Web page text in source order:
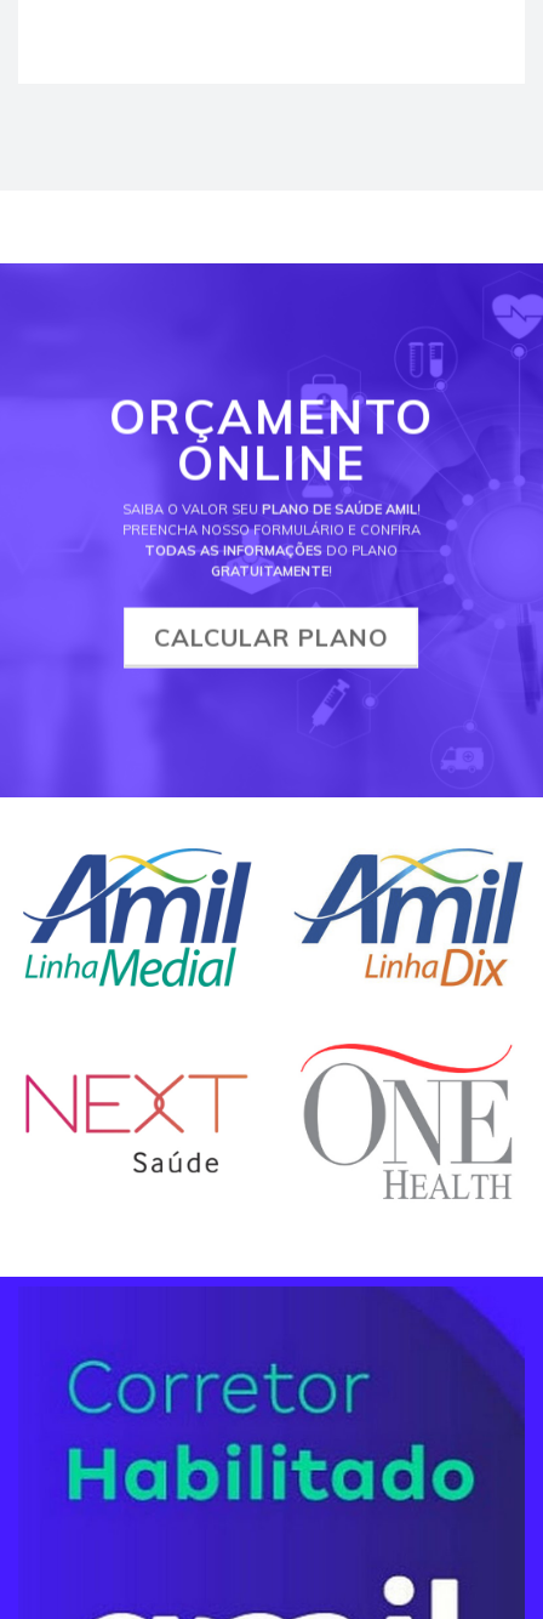
ORÇAMENTO
ONLINE
SAIBA O VALOR SEU PLANO DE SAÚDE AMIL!
PREENCHA NOSSO FORMULÁRIO E CONFIRA
TODAS AS INFORMAÇÕES DO PLANO
GRATUITAMENTE!
CALCULAR PLANO